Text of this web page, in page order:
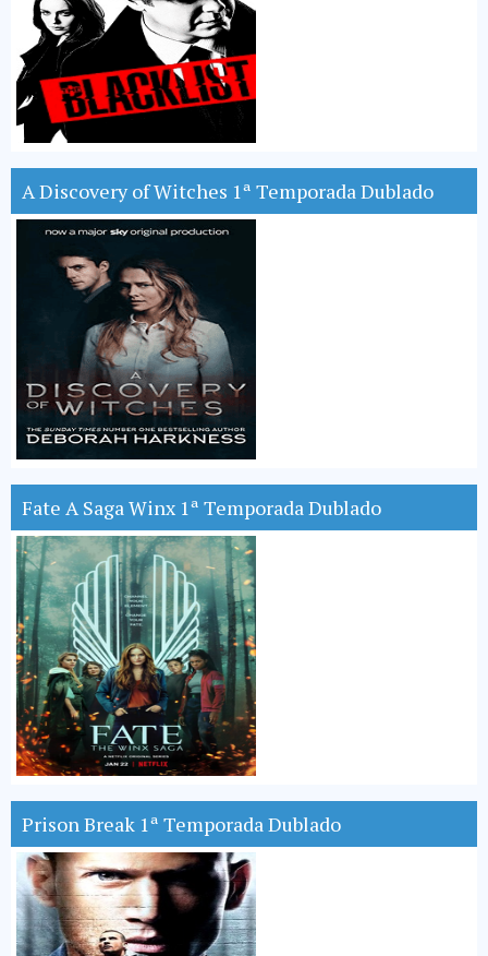
A Discovery of Witches 1ª Temporada Dublado
Fate A Saga Winx 1ª Temporada Dublado
Prison Break 1ª Temporada Dublado